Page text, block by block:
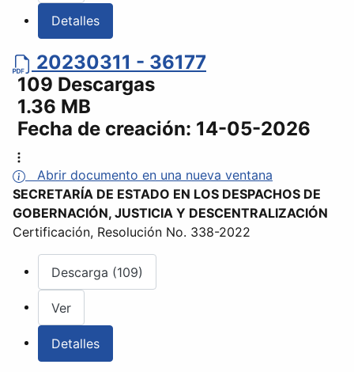
Detalles
20230311 - 36177
109 Descargas
1.36 MB
Fecha de creación: 14-05-2026
Abrir documento en una nueva ventana
SECRETARÍA DE ESTADO EN LOS DESPACHOS DE
GOBERNACIÓN, JUSTICIA Y DESCENTRALIZACIÓN
Certificación, Resolución No. 338-2022
Descarga (109)
Ver
Detalles